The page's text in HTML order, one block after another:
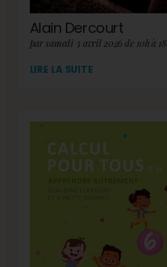
Alain Dercourt
LIRE LA SUITE